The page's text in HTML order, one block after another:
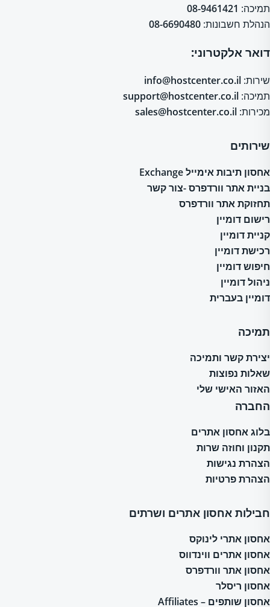
תמיכה: 08-9461421
הנהלת חשבונות: 08-6690480
דואר אלקטרוני:
שירות: info@hostcenter.co.il
תמיכה: support@hostcenter.co.il
מכירות: sales@hostcenter.co.il
שירותים
אחסון תיבות אימייל Exchange
בניית אתר וורדפרס -צור קשר
תחזוקת אתר וורדפרס
רישום דומיין
קניית דומיין
רכישת דומיין
חיפוש דומיין
ניהול דומיין
דומיין בעברית
תמיכה
יצירת קשר ותמיכה
שאלות נפוצות
האזור האישי שלי
החברה
בלוג אחסון אתרים
תקנון וחוזה שרות
הצהרת נגישות
הצהרת פרטיות
חבילות אחסון אתרים ושרתים
אחסון אתרי לינוקס
אחסון אתרים ווינדווס
אחסון אתר וורדפרס
אחסון ריסלר
אחסון שותפים – Affiliates